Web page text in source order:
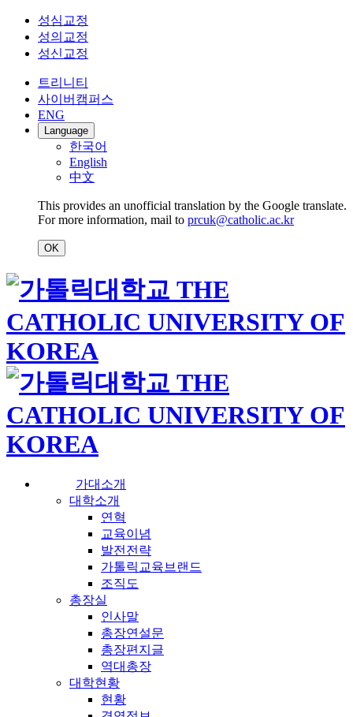
성심교정
성의교정
성신교정
트리니티
사이버캠퍼스
ENG
Language
한국어
English
中文
This provides an unofficial translation by the Google translate.
For more information, mail to prcuk@catholic.ac.kr
OK
가대소개
대학소개
연혁
교육이념
발전전략
가톨릭교육브랜드
조직도
총장실
인사말
총장연설문
총장편지글
역대총장
대학현황
현황